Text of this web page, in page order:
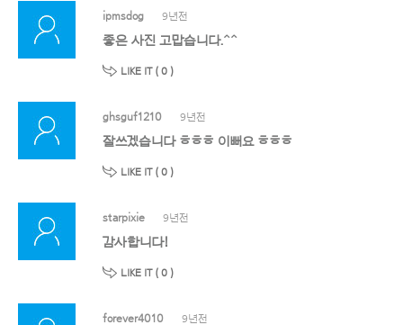
ipmsdog 9년전
좋은 사진 고맙습니다.^^
LIKE IT ( 0 )
ghsguf1210 9년전
잘쓰겠습니다 ㅎㅎㅎ 이뻐요 ㅎㅎㅎ
LIKE IT ( 0 )
starpixie 9년전
감사합니다!
LIKE IT ( 0 )
forever4010 9년전